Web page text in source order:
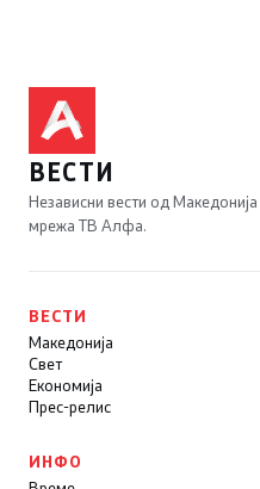
ВЕСТИ
Независни вести од
мрежа ТВ Алфа.
ВЕСТИ
Македонија
Свет
Економија
Прес-релис
ИНФО